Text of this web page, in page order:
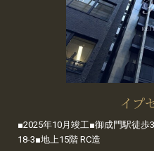
イプ
■2025年10月竣工■御成門駅徒
18-3■地上15階 RC造